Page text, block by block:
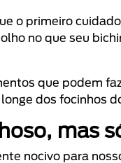
o primeiro
no que seu
que podem
dos focinhos
mas
nocivo para